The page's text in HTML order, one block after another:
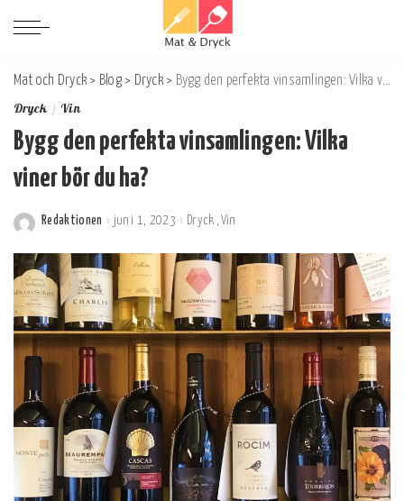
Mat och Dryck > Blog> Dryck> Bygg den perfekta vinsamlingen: Vilka viner bör du ha?
Dryck Vin
Bygg den perfekta vinsamlingen: Vilka
viner bör du ha?
Postat
Redaktionen juni 1, 2023 Dryck Vin